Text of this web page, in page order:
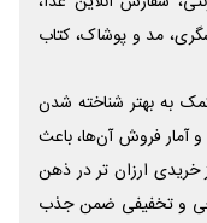
مد و پوشاک، کتاب
کمک به بهتر شناخته شدن
آمار فروش آن‌ها، باعث
ارزان تر در ذهن
و تخفیفی ضمن جذب